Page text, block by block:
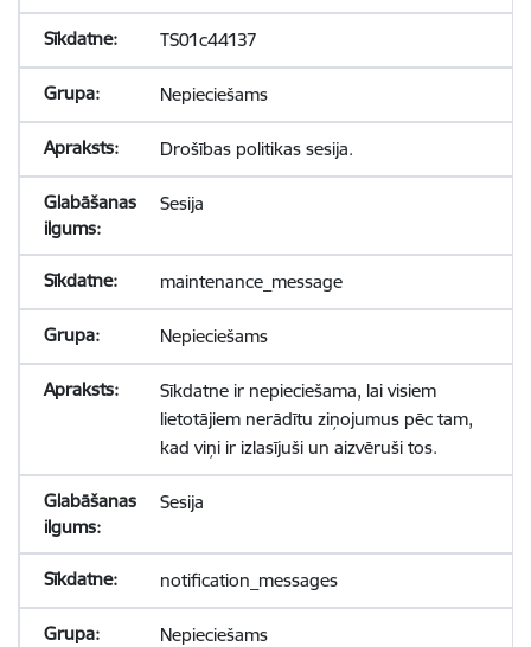
TS01c44137
Nepieciešams
Drošības politikas sesija.
Sesija
maintenance_message
Nepieciešams
Sīkdatne ir nepieciešama, lai visiem
lietotājiem nerādītu ziņojumus pēc tam,
kad viņi ir izlasījuši un aizvēruši tos.
Sesija
notification_messages
Nepieciešams